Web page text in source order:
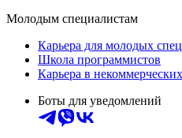
Молодым специалистам
Карьера для молодых
Школа программистов
Карьера в
Боты для уведомлений